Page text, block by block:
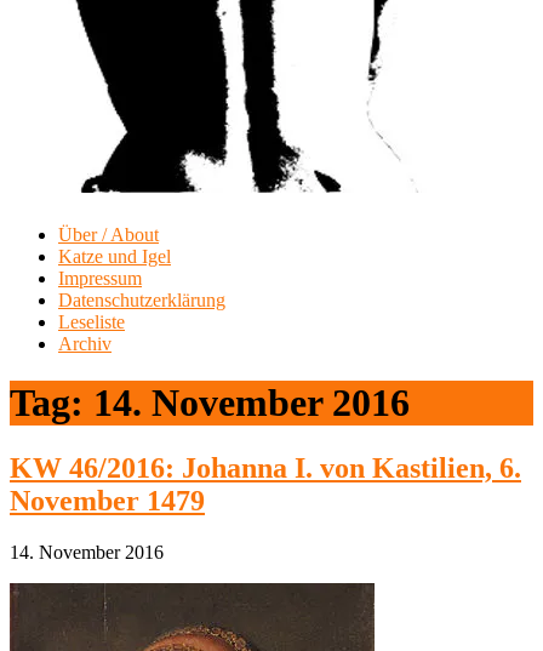
Über / About
Katze und Igel
Impressum
Datenschutzerklärung
Leseliste
Archiv
Tag: 14. November 2016
KW 46/2016: Johanna I. von Kastilien, 6.
November 1479
14. November 2016